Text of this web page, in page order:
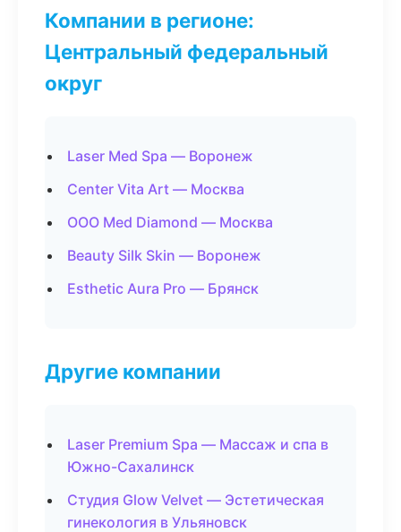
Компании в регионе:
Центральный федеральный
округ
Laser Med Spa — Воронеж
Center Vita Art — Москва
ООО Med Diamond — Москва
Beauty Silk Skin — Воронеж
Esthetic Aura Pro — Брянск
Другие компании
Laser Premium Spa — Массаж и спа в
Южно-Сахалинск
Студия Glow Velvet — Эстетическая
гинекология в Ульяновск